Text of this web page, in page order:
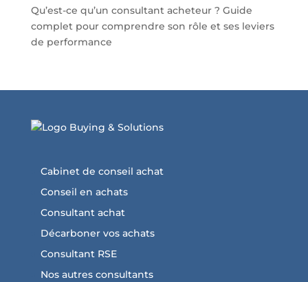
Qu’est-ce qu’un consultant acheteur ? Guide
complet pour comprendre son rôle et ses leviers
de performance
Cabinet de conseil achat
Conseil en achats
Consultant achat
Décarboner vos achats
Consultant RSE
Nos autres consultants